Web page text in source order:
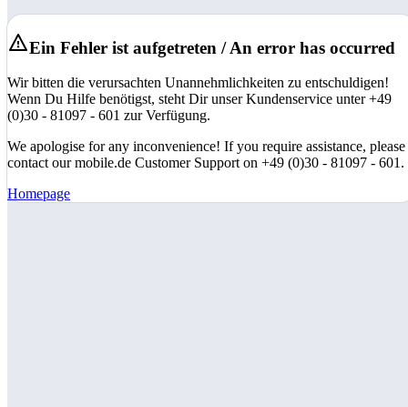
Ein Fehler ist aufgetreten / An error has occurred
Wir bitten die verursachten Unannehmlichkeiten zu entschuldigen!
Wenn Du Hilfe benötigst, steht Dir unser Kundenservice unter +49
(0)30 - 81097 - 601 zur Verfügung.
We apologise for any inconvenience! If you require assistance, please
contact our mobile.de Customer Support on +49 (0)30 - 81097 - 601.
Homepage